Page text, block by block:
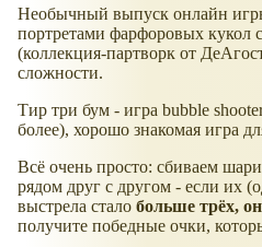
Необычный выпуск онлайн
портретами фарфоровых кукол
(коллекция-партворк от
сложности.
Тир три бум - игра bubble
более), хорошо знакомая игра
Всё очень просто: сбиваем
рядом друг с другом - если их
выстрела стало больше трёх,
получите победные очки,